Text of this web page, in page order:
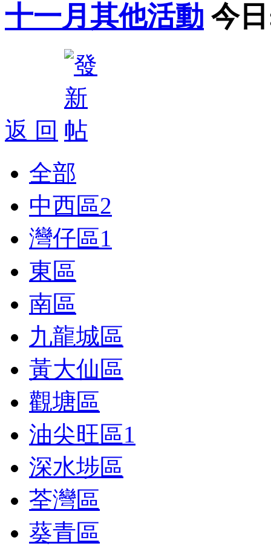
十一月其他活動 今
返 回
全部
中西區2
灣仔區1
東區
南區
九龍城區
黃大仙區
觀塘區
油尖旺區1
深水埗區
荃灣區
葵青區